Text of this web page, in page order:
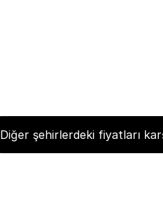
Diğer şehirlerdeki fiyatları